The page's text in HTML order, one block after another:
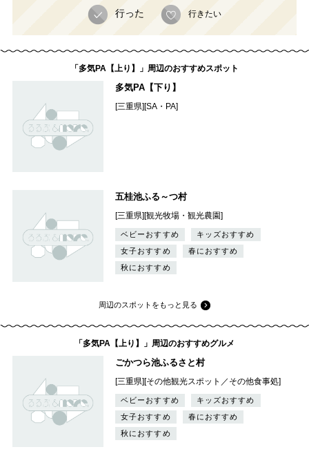
行った 行きたい
「多気PA【上り】」周辺のおすすめスポット
多気PA【下り】
[三重県][SA・PA]
五桂池ふる～つ村
[三重県][観光牧場・観光農園]
ベビーおすすめ
キッズおすすめ
女子おすすめ
春におすすめ
秋におすすめ
周辺のスポットをもっと見る
「多気PA【上り】」周辺のおすすめグルメ
ごかつら池ふるさと村
[三重県][その他観光スポット／その他食事処]
ベビーおすすめ
キッズおすすめ
女子おすすめ
春におすすめ
秋におすすめ